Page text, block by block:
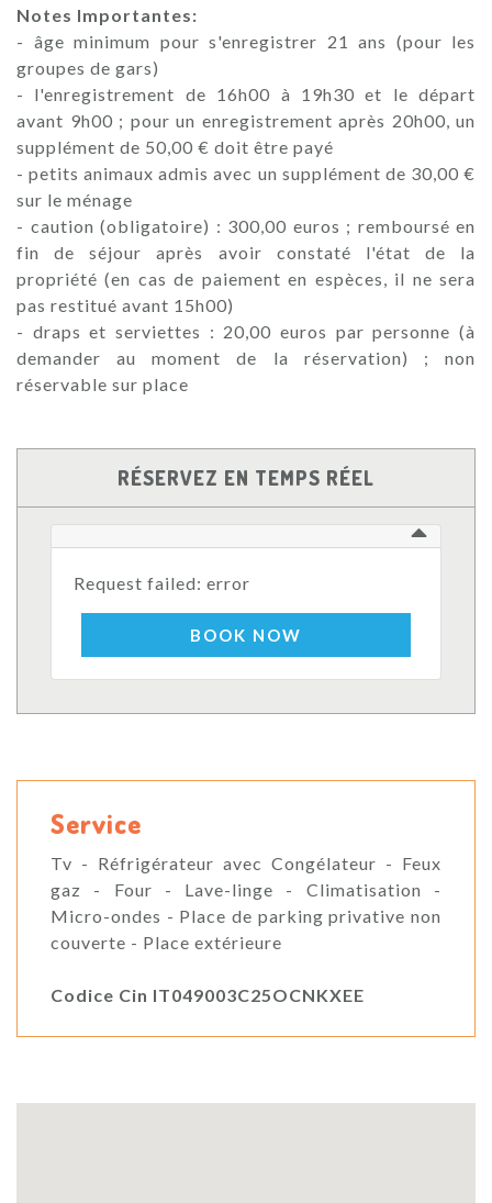
Notes Importantes:
- âge minimum pour s'enregistrer 21 ans (pour les
groupes de gars)
- l'enregistrement de 16h00 à 19h30 et le départ
avant 9h00 ; pour un enregistrement après 20h00, un
supplément de 50,00 € doit être payé
- petits animaux admis avec un supplément de 30,00 €
sur le ménage
- caution (obligatoire) : 300,00 euros ; remboursé en
fin de séjour après avoir constaté l'état de la
propriété (en cas de paiement en espèces, il ne sera
pas restitué avant 15h00)
- draps et serviettes : 20,00 euros par personne (à
demander au moment de la réservation) ; non
réservable sur place
RÉSERVEZ EN TEMPS RÉEL
Request failed: error
BOOK NOW
Service
Tv - Réfrigérateur avec Congélateur - Feux
gaz - Four - Lave-linge - Climatisation -
Micro-ondes - Place de parking privative non
couverte - Place extérieure
Codice Cin IT049003C25OCNKXEE